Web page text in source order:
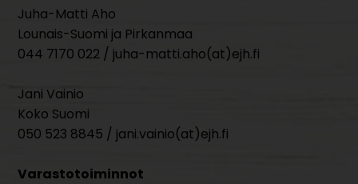
Juha-Matti Aho
Lounais-Suomi ja Pirkanmaa
044 7170 022 / juha-matti.aho(at)ejh.fi
Jani Vainio
Koko Suomi
050 523 8845 / jani.vainio(at)ejh.fi
Varastotoiminnot